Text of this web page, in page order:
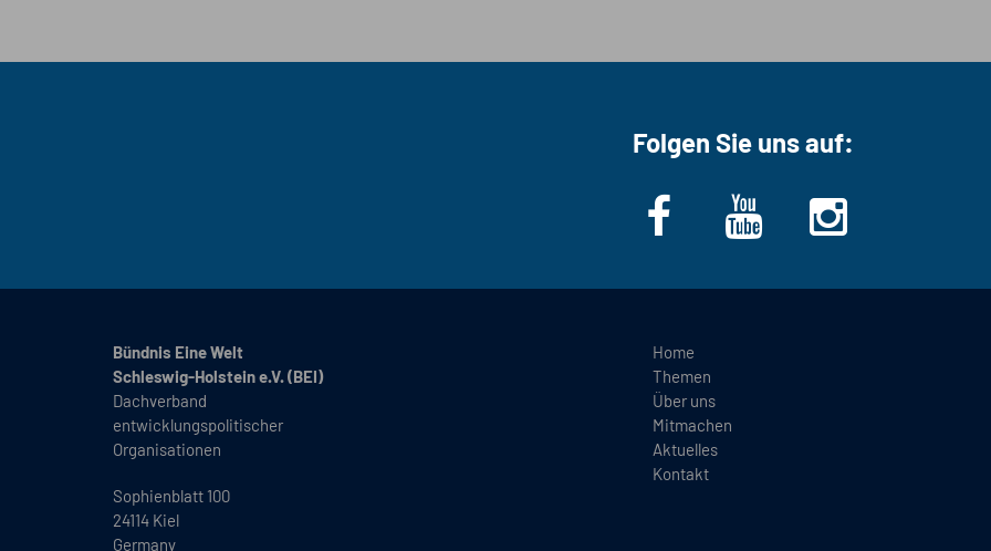
Folgen Sie uns auf:
Bündnis Eine Welt
Schleswig-Holstein e.V. (BEI)
Dachverband
entwicklungspolitischer
Organisationen
Sophienblatt 100
24114 Kiel
Germany
Home
Themen
Über uns
Mitmachen
Aktuelles
Kontakt